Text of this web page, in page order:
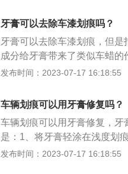
行修补，带腐蚀性的物质会慢
2、中度划痕：如果明显观察
笔，随时对伤害进行修补，
果车漆只有略略的凹下，只
将轻度划痕修复。
牙膏可以去除车漆划痕吗？
牙膏可以去除车漆划痕，但
成分给牙膏带来了类似车蜡
剂，可以让牙膏膏体具有光泽
一层薄膜，目的是保护汽车漆
层保护膜，从而达到保护漆面
发布时间：2023-07-17 16:18:55
车辆划痕可以用牙膏修复吗？
车辆划痕可以用牙膏修复，
是：1、将牙膏轻涂在浅度划
可减轻划痕，还能避免空气对
发布时间：2023-07-17 16:18:55